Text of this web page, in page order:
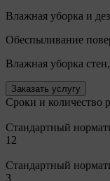
Влажная уборка и
Обеспыливание
Влажная уборка
Заказать услугу
Сроки и количество
Стандартный
12
Стандартный
3